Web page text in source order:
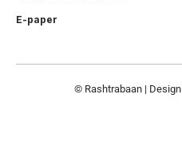
E-paper
© Rashtrabaan |